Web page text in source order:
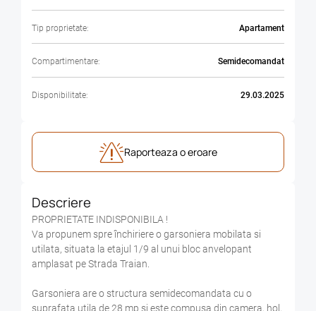
Tip proprietate: Apartament
Compartimentare: Semidecomandat
Disponibilitate: 29.03.2025
Raporteaza o eroare
Descriere
PROPRIETATE INDISPONIBILA !
Va propunem spre închiriere o garsoniera mobilata si
utilata, situata la etajul 1/9 al unui bloc anvelopant
amplasat pe Strada Traian.
Garsoniera are o structura semidecomandata cu o